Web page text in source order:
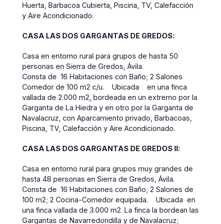
Huerta, Barbacoa Cubierta, Piscina, TV, Calefacción
y Aire Acondicionado.
CASA LAS DOS GARGANTAS DE GREDOS:
Casa en entorno rural para grupos de hasta 50
personas en Sierra de Gredos, Ávila.
Consta de 16 Habitaciones con Baño; 2 Salones
Comedor de 100 m2 c/u. Ubicada en una finca
vallada de 2.000 m2, bordeada en un extremo por la
Garganta de La Hiedra y en otro por la Garganta de
Navalacruz, con Aparcamiento privado, Barbacoas,
Piscina, TV, Calefacción y Aire Acondicionado.
CASA LAS DOS GARGANTAS DE GREDOS II:
Casa en entorno rural para grupos muy grandes de
hasta 48 personas en Sierra de Gredos, Ávila.
Consta de 16 Habitaciones con Baño; 2 Salones de
100 m2; 2 Cocina-Comedor equipada. Ubicada en
una finca vallada de 3.000 m2. La finca la bordean las
Gargantas de Navarredondilla y de Navalacruz;